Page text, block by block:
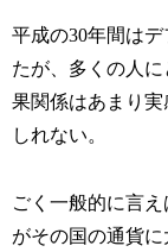
平成の30年間は
たが、多くの人
果関係はあまり
しれない。
ごく一般的に言
がその国の通貨に